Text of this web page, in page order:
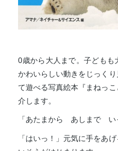
0歳から大人まで。子ども
かわいらしい動きをじっく
て遊べる写真絵本『まねっ
介します。
「あたまから あしまで い
「はいっ！」元気に手をあ